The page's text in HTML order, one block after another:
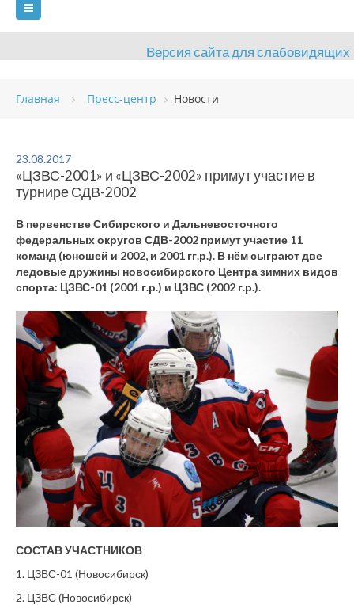
Версия сайта для слабовидящих
ГЛАВНАЯ
ВИДЫ СПОРТА
ОБЪЕКТЫ ДОКУМЕНТЫ
ОЦЕНКА КАЧЕСТВА ОБРАЗОВАНИЯ ВАКАНСИИ
ПЛАТНЫЕ УСЛУГИ КОНТАКТЫ
Главная Пресс-центр Новости
23.08.2017
«ЦЗВС-2001» и «ЦЗВС-2002» примут участие в
турнире СДВ-2002
В первенстве Сибирского и Дальневосточного
федеральных округов СДВ-2002 примут участие 11
команд (юношей и 2002, и 2001 гг.р.). В нём сыграют две
ледовые дружины новосибирского Центра зимних видов
спорта: ЦЗВС-01 (2001 г.р.) и ЦЗВС (2002 г.р.).
СОСТАВ УЧАСТНИКОВ
1. ЦЗВС-01 (Новосибирск)
2. ЦЗВС (Новосибирск)